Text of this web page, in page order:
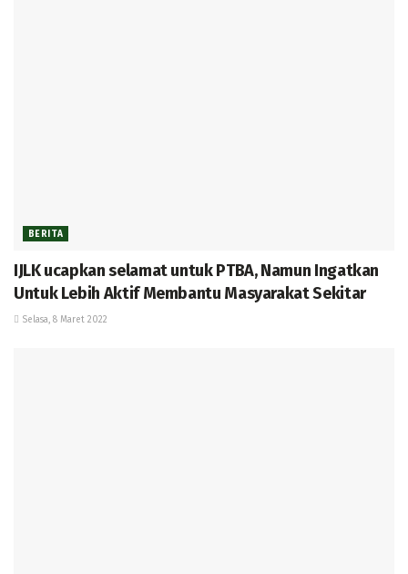
BERITA
IJLK ucapkan selamat untuk PTBA, Namun Ingatkan
Untuk Lebih Aktif Membantu Masyarakat Sekitar
Selasa, 8 Maret 2022